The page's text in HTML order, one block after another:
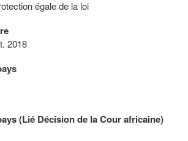
égale de la loi
2018
(Lié Décision de la Cour africaine)